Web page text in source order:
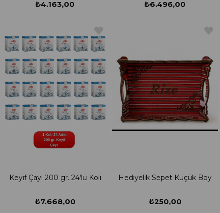
₺4.163,00 ₺6.496,00
Keyif Çayı 200 gr. 24'lü Koli
₺7.668,00
Hediyelik Sepet Küçük Boy
₺250,00